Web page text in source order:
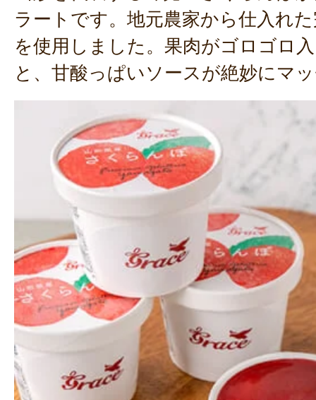
ラートです。地元農家から仕入れ
を使用しました。果肉がゴロゴロ
と、甘酸っぱいソースが絶妙にマ